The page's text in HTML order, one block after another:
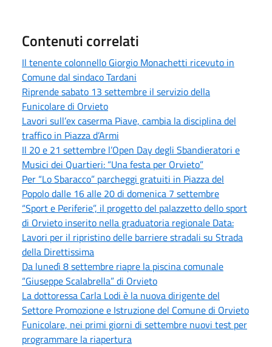
Contenuti correlati
Il tenente colonnello Giorgio Monachetti ricevuto in
Comune dal sindaco Tardani
Riprende sabato 13 settembre il servizio della
Funicolare di Orvieto
Lavori sull’ex caserma Piave, cambia la disciplina del
traffico in Piazza d’Armi
Il 20 e 21 settembre l’Open Day degli Sbandieratori e
Musici dei Quartieri: “Una festa per Orvieto”
Per “Lo Sbaracco” parcheggi gratuiti in Piazza del
Popolo dalle 16 alle 20 di domenica 7 settembre
“Sport e Periferie”, il progetto del palazzetto dello sport
di Orvieto inserito nella graduatoria regionale Data:
Lavori per il ripristino delle barriere stradali su Strada
della Direttissima
Da lunedì 8 settembre riapre la piscina comunale
“Giuseppe Scalabrella” di Orvieto
La dottoressa Carla Lodi è la nuova dirigente del
Settore Promozione e Istruzione del Comune di Orvieto
Funicolare, nei primi giorni di settembre nuovi test per
programmare la riapertura